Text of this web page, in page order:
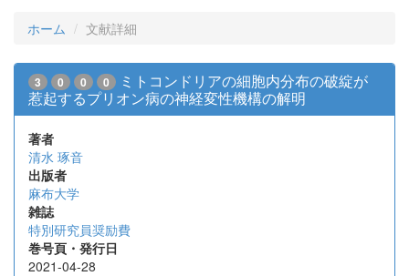
ホーム 文献詳細
3 0 0 0
ミトコンドリアの細胞内分布の破綻が
惹起するプリオン病の神経変性機構の解明
著者
清水 琢音
出版者
麻布大学
雑誌
特別研究員奨励費
巻号頁・発行日
2021-04-28